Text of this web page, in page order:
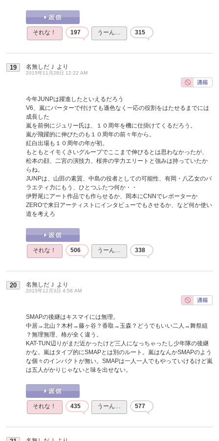
それな！ 197 うーん… 315
19 名無しだＪ より
2015年11月28日 12:22 AM
今年JUNPは躍進したといえるだろう
V6、嵐にバーターで付けても遜色なく一応の役割をはたせるまでには
成長した
嵐を前例にジュリー氏は、１０周年を機に仕掛けてくるだろう。
嵐が飛躍的に伸びたのも１０周年の前々年から。
紅白出場も１０周年の年が初。
もともとイモくさいグループでここまで伸びるとは思わなかったが、
松本の顔、二宮の演技力、桜井の学力エリートと強みは持っていたか
らね。
JUNPは、山田の素質、中島の役者としての可能性、有岡・八乙女のバ
ラエティ力にもう、ひとつふたつ何か・・
伊野尾にアート作品でも作らせるか、岡本にCNNでレポーターか
ZEROで来日アーティストにインタビューでもさせるか、など何か使い
道を考えろ
それな！ 506 うーん… 338
20 名無しだＪ より
2015年12月3日 4:58 AM
SMAPの後継はキスマイには無理。
中居→北山？木村→藤ヶ谷？香取→玉森？どうでもいい二人→舞祭組
？無理無理、格が全く違う。
KAT-TUN辺りがまだ近かったけど三人になっちゃったし少年隊の後継
かな。嵐はタイプ的にSMAPとは別のルート。嵐はなんかSMAPのよう
な個々のインパクトが無い。SMAPは一人一人でもやっていけるけど嵐
は五人がかりじゃないと味を出せない。
それな！ 435 うーん… 577